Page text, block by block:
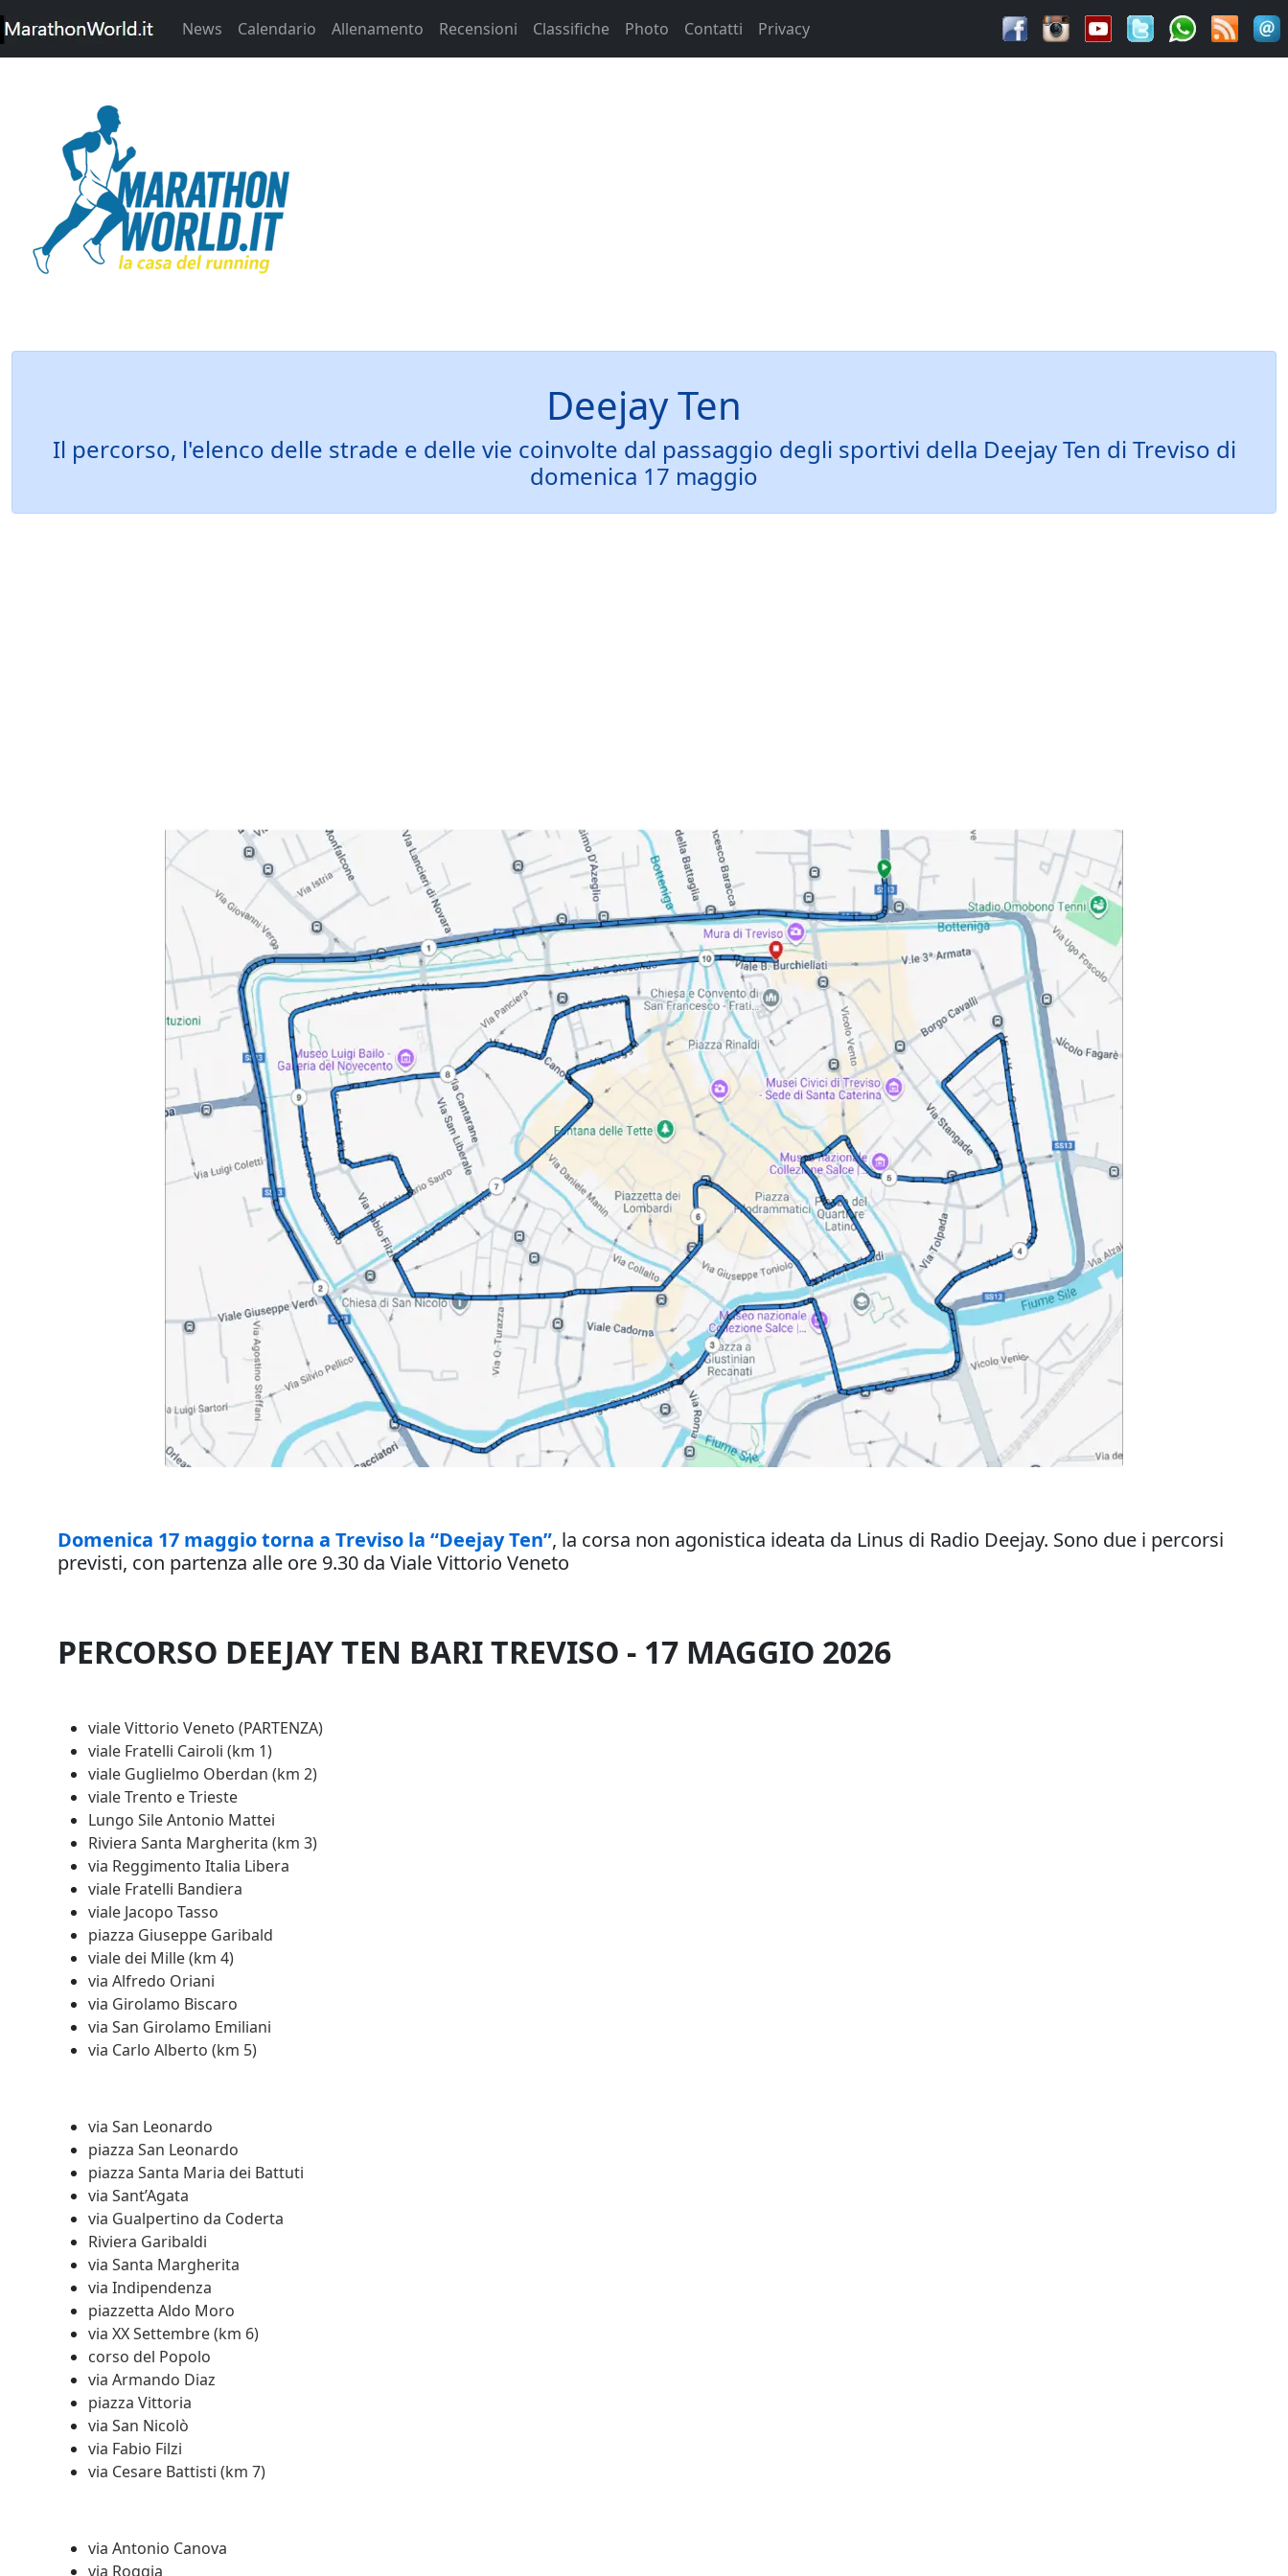
News Calendario Allenamento Recensioni Classifiche Photo Contatti Privacy
Deejay Ten
Il percorso, l'elenco delle strade e delle vie coinvolte dal passaggio degli sportivi della Deejay Ten di Treviso di
domenica 17 maggio
Domenica 17 maggio torna a Treviso la “Deejay Ten”, la corsa non agonistica ideata da Linus di Radio Deejay. Sono due i percorsi
previsti, con partenza alle ore 9.30 da Viale Vittorio Veneto
PERCORSO DEEJAY TEN BARI TREVISO - 17 MAGGIO 2026
viale Vittorio Veneto (PARTENZA)
viale Fratelli Cairoli (km 1)
viale Guglielmo Oberdan (km 2)
viale Trento e Trieste
Lungo Sile Antonio Mattei
Riviera Santa Margherita (km 3)
via Reggimento Italia Libera
viale Fratelli Bandiera
viale Jacopo Tasso
piazza Giuseppe Garibald
viale dei Mille (km 4)
via Alfredo Oriani
via Girolamo Biscaro
via San Girolamo Emiliani
via Carlo Alberto (km 5)
via San Leonardo
piazza San Leonardo
piazza Santa Maria dei Battuti
via Sant’Agata
via Gualpertino da Coderta
Riviera Garibaldi
via Santa Margherita
via Indipendenza
piazzetta Aldo Moro
via XX Settembre (km 6)
corso del Popolo
via Armando Diaz
piazza Vittoria
via San Nicolò
via Fabio Filzi
via Cesare Battisti (km 7)
via Antonio Canova
via Roggia